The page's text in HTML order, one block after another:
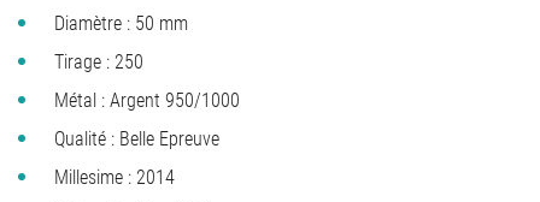
Diamètre : 50 mm
Tirage : 250
Métal : Argent 950/1000
Qualité : Belle Epreuve
Millesime : 2014